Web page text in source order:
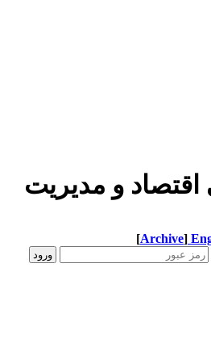
و مدیریت
[Archive]